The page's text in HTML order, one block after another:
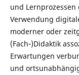
und
Verwendung
moderner oder
(Fach‐)Didaktik
Erwartungen
und